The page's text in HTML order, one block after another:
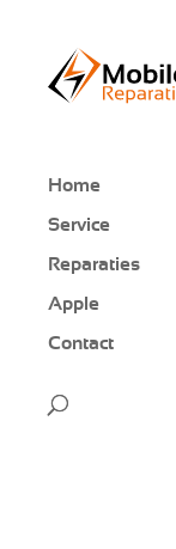
Home
Service
Reparaties
Apple
Contact